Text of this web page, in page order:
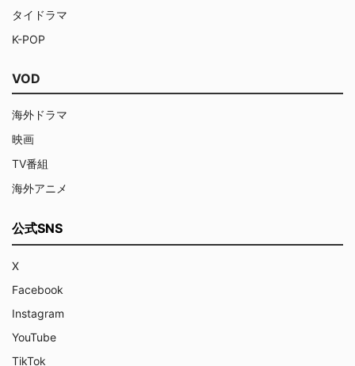
タイドラマ
K-POP
VOD
海外ドラマ
映画
TV番組
海外アニメ
公式SNS
X
Facebook
Instagram
YouTube
TikTok